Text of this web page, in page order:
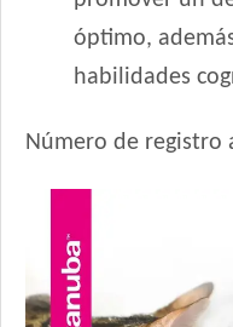
óptimo,
habilidades
Número de registro